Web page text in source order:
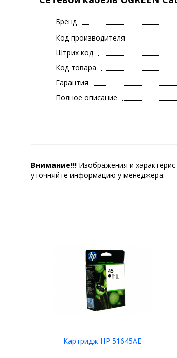
Бренд
Код производителя
Штрих код
Код товара
Гарантия
Полное описание
Внимание!!! Изображения и
уточняйте информацию у менеджера.
Картридж HP 51645AE